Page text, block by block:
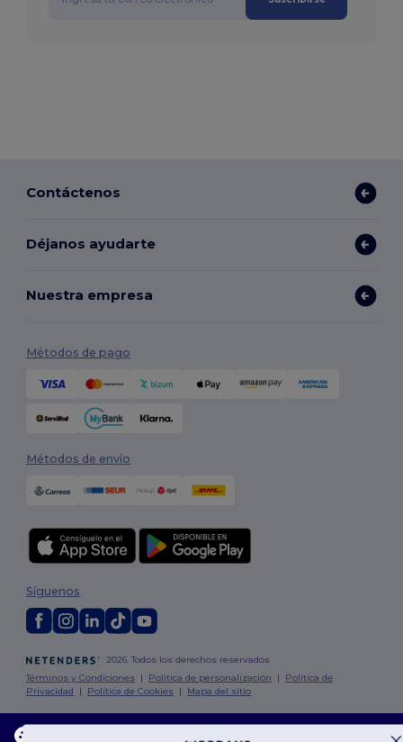
Contáctenos
Déjanos ayudarte
Nuestra empresa
Métodos de pago
Métodos de envío
2026. Todos los derechos reservados
Términos y Condiciones | Política de personalización | Política de
Privacidad | Política de Cookies | Mapa del sitio
Síguenos
Madrid